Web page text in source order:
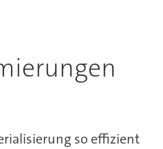
so effizient